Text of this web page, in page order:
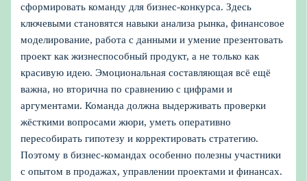
сформировать команду для бизнес-конкурса. Здесь
ключевыми становятся навыки анализа рынка, финансовое
моделирование, работа с данными и умение презентовать
проект как жизнеспособный продукт, а не только как
красивую идею. Эмоциональная составляющая всё ещё
важна, но вторична по сравнению с цифрами и
аргументами. Команда должна выдерживать проверки
жёсткими вопросами жюри, уметь оперативно
пересобирать гипотезу и корректировать стратегию.
Поэтому в бизнес-командах особенно полезны участники
с опытом в продажах, управлении проектами и финансах.